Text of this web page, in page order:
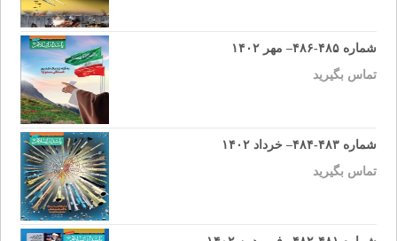
شماره ۴۸۵-۴۸۶– مهر ۱۴۰۲
تماس بگیرید
شماره ۴۸۳-۴۸۴– خرداد ۱۴۰۲
تماس بگیرید